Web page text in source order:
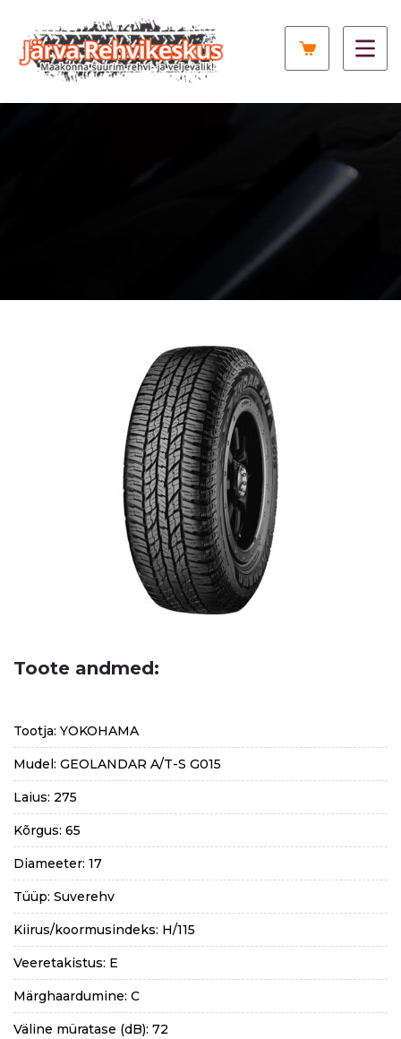
Toote andmed:
Tootja: YOKOHAMA
Mudel: GEOLANDAR A/T-S G015
Laius: 275
Kõrgus: 65
Diameeter: 17
Tüüp: Suverehv
Kiirus/koormusindeks: H/115
Veeretakistus: E
Märghaardumine: C
Väline müratase (dB): 72